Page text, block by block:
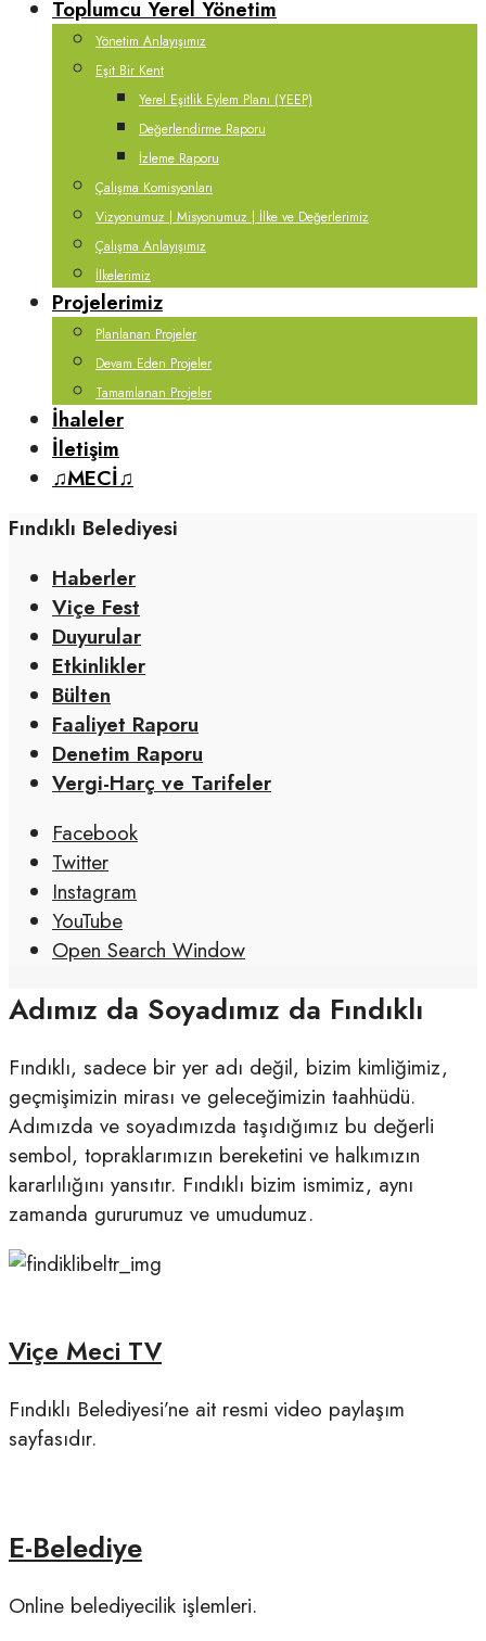
Toplumcu Yerel Yönetim
Yönetim Anlayışımız
Eşit Bir Kent
Yerel Eşitlik Eylem Planı (YEEP)
Değerlendirme Raporu
İzleme Raporu
Çalışma Komisyonları
Vizyonumuz | Misyonumuz | İlke ve Değerlerimiz
Çalışma Anlayışımız
İlkelerimiz
Projelerimiz
Planlanan Projeler
Devam Eden Projeler
Tamamlanan Projeler
İhaleler
İletişim
♫MECİ♫
Fındıklı Belediyesi
Haberler
Viçe Fest
Duyurular
Etkinlikler
Bülten
Faaliyet Raporu
Denetim Raporu
Vergi-Harç ve Tarifeler
Facebook
Twitter
Instagram
YouTube
Open Search Window
Adımız da Soyadımız da Fındıklı
Fındıklı, sadece bir yer adı değil, bizim kimliğimiz,
geçmişimizin mirası ve geleceğimizin taahhüdü.
Adımızda ve soyadımızda taşıdığımız bu değerli
sembol, topraklarımızın bereketini ve halkımızın
kararlılığını yansıtır. Fındıklı bizim ismimiz, aynı
zamanda gururumuz ve umudumuz.
Viçe Meci TV
Fındıklı Belediyesi’ne ait resmi video paylaşım
sayfasıdır.
E-Belediye
Online belediyecilik işlemleri.